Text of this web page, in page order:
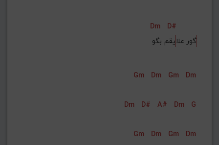
Dm
D#
گور علایقم بگو
Gm Dm Gm Dm
Dm D# A# Dm G
Gm Dm Gm Dm